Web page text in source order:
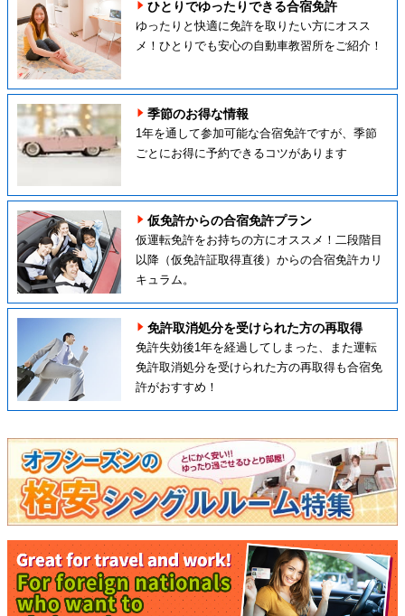
ひとりでゆったりできる合宿免許
ゆったりと快適に免許を取りたい方にオスス
メ！ひとりでも安心の自動車教習所をご紹介！
季節のお得な情報
1年を通して参加可能な合宿免許ですが、季節
ごとにお得に予約できるコツがあります
仮免許からの合宿免許プラン
仮運転免許をお持ちの方にオススメ！二段階目
以降（仮免許証取得直後）からの合宿免許カリ
キュラム。
免許取消処分を受けられた方の再取得
免許失効後1年を経過してしまった、また運転
免許取消処分を受けられた方の再取得も合宿免
許がおすすめ！